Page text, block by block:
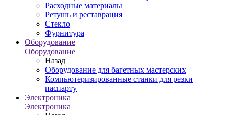
Расходные материалы
Ретушь и реставрация
Стекло
Фурнитура
Оборудование
Оборудование
Назад
Оборудование для багетных мастерских
Компьютеризированные станки для резки
паспарту
Электроника
Электроника